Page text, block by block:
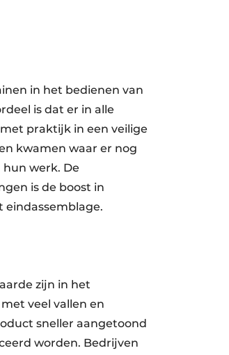
in het bedienen van
is dat er in alle
praktijk in een veilige
kwamen waar er nog
werk. De
is de boost in
zijn in het
veel vallen en
sneller aangetoond
worden. Bedrijven